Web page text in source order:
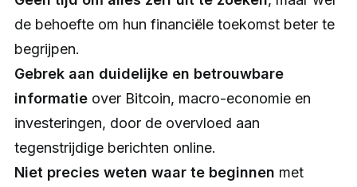
de behoefte om hun financiële toekomst beter te
begrijpen.
Gebrek aan duidelijke en betrouwbare
informatie over Bitcoin, macro-economie en
investeringen, door de overvloed aan
tegenstrijdige berichten online.
Niet precies weten waar te beginnen met